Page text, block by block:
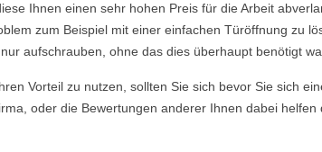
Ihnen einen sehr hohen Preis für die Arbeit
zum Beispiel mit einer einfachen Türöffnung zu
aufschrauben, ohne das dies überhaupt benötigt
Vorteil zu nutzen, sollten Sie sich bevor Sie sich
oder die Bewertungen anderer Ihnen dabei helfen